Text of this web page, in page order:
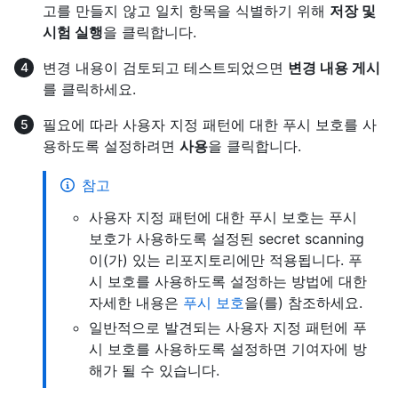
고를 만들지 않고 일치 항목을 식별하기 위해 저장 및
시험 실행을 클릭합니다.
변경 내용이 검토되고 테스트되었으면 변경 내용 게시
를 클릭하세요.
필요에 따라 사용자 지정 패턴에 대한 푸시 보호를 사
용하도록 설정하려면 사용을 클릭합니다.
참고
사용자 지정 패턴에 대한 푸시 보호는 푸시
보호가 사용하도록 설정된 secret scanning
이(가) 있는 리포지토리에만 적용됩니다. 푸
시 보호를 사용하도록 설정하는 방법에 대한
자세한 내용은 푸시 보호을(를) 참조하세요.
일반적으로 발견되는 사용자 지정 패턴에 푸
시 보호를 사용하도록 설정하면 기여자에 방
해가 될 수 있습니다.